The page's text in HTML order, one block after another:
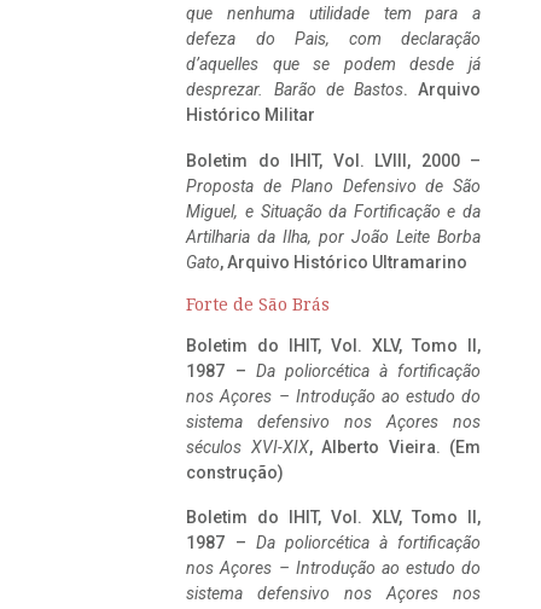
que nenhuma utilidade tem para a
defeza do Pais, com declaração
d’aquelles que se podem desde já
desprezar. Barão de Bastos. Arquivo
Histórico Militar
Boletim do IHIT, Vol. LVIII, 2000 –
Proposta de Plano Defensivo de São
Miguel, e Situação da Fortificação e da
Artilharia da Ilha, por João Leite Borba
Gato, Arquivo Histórico Ultramarino
Forte de São Brás
Boletim do IHIT, Vol. XLV, Tomo II,
1987 – Da poliorcética à fortificação
nos Açores – Introdução ao estudo do
sistema defensivo nos Açores nos
séculos XVI-XIX, Alberto Vieira. (Em
construção)
Boletim do IHIT, Vol. XLV, Tomo II,
1987 – Da poliorcética à fortificação
nos Açores – Introdução ao estudo do
sistema defensivo nos Açores nos